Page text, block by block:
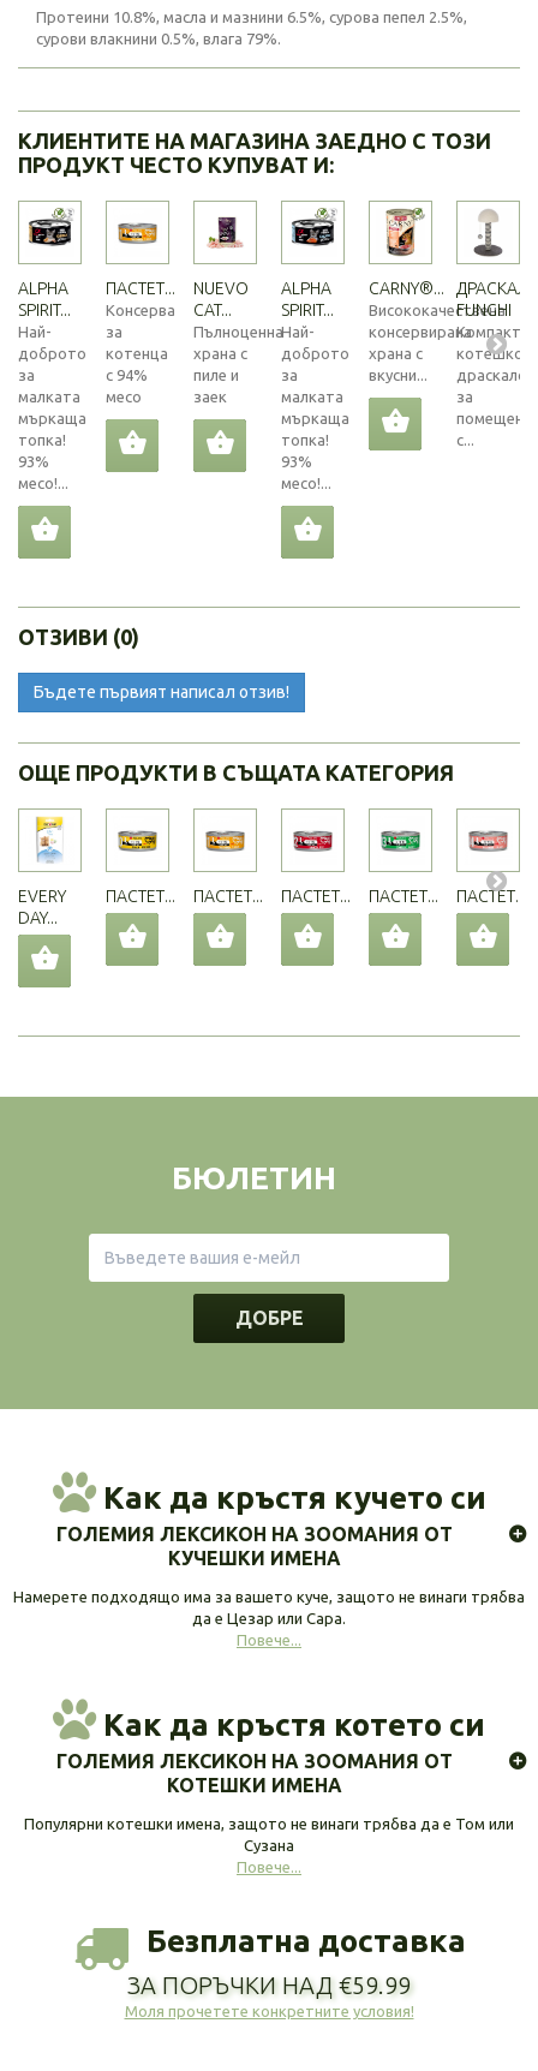
Протеини 10.8%, масла и мазнини 6.5%, сурова пепел 2.5%,
сурови влакнини 0.5%, влага 79%.
КЛИЕНТИТЕ НА МАГАЗИНА ЗАЕДНО С ТОЗИ
ПРОДУКТ ЧЕСТО КУПУВАТ И:
ALPHA
SPIRIT...
Най-
доброто
за
малката
мъркаща
топка!
93%
месо!...
ПАСТЕТ...
Консерва
за
котенца
с 94%
месо
NUEVO
CAT...
Пълноценна
храна с
пиле и
заек
ALPHA
SPIRIT...
Най-
доброто
за
малката
мъркаща
топка!
93%
месо!...
CARNY®...
Висококачествена
консервирана
храна с
вкусни...
FUNGHI
Компактно
котешко
драскало
за
с...
ОТЗИВИ (0)
Бъдете първият написал отзив!
ОЩЕ ПРОДУКТИ В СЪЩАТА КАТЕГОРИЯ
EVERY
DAY...
ПАСТЕТ... ПАСТЕТ... ПАСТЕТ... ПАСТЕТ... ПАСТЕТ...
БЮЛЕТИН
ДОБРЕ
Как да кръстя кучето си
ГОЛЕМИЯ ЛЕКСИКОН НА ЗООМАНИЯ ОТ
КУЧЕШКИ ИМЕНА
Намерете подходящо има за вашето куче, защото не винаги трябва
да е Цезар или Сара.
Повече...
Как да кръстя котето си
ГОЛЕМИЯ ЛЕКСИКОН НА ЗООМАНИЯ ОТ
КОТЕШКИ ИМЕНА
Популярни котешки имена, защото не винаги трябва да е Том или
Сузана
Повече...
Безплатна доставка
ЗА ПОРЪЧКИ НАД €59.99
Моля прочетете конкретните условия!